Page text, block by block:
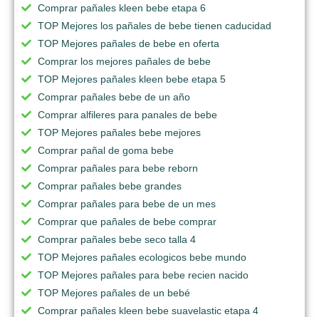
Comprar pañales kleen bebe etapa 6
TOP Mejores los pañales de bebe tienen caducidad
TOP Mejores pañales de bebe en oferta
Comprar los mejores pañales de bebe
TOP Mejores pañales kleen bebe etapa 5
Comprar pañales bebe de un año
Comprar alfileres para panales de bebe
TOP Mejores pañales bebe mejores
Comprar pañal de goma bebe
Comprar pañales para bebe reborn
Comprar pañales bebe grandes
Comprar pañales para bebe de un mes
Comprar que pañales de bebe comprar
Comprar pañales bebe seco talla 4
TOP Mejores pañales ecologicos bebe mundo
TOP Mejores pañales para bebe recien nacido
TOP Mejores pañales de un bebé
Comprar pañales kleen bebe suavelastic etapa 4